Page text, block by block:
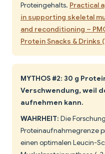
Proteingehalts. Practical
in supporting skeletal
and reconditioning –
Protein Snacks & Drinks
MYTHOS #2: 30 g
Verschwendung, weil
aufnehmen kann.
WAHRHEIT: Die
Proteinaufnahmegrenze
einen optimalen Leucin-